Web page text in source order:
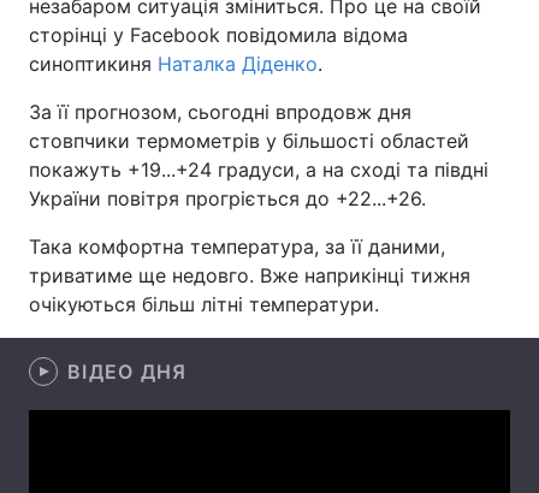
Україна Політика
Спорт Наука
Техно і зв'язок Лайт
Зброя Інциденти
Здоров'я Туризм
незабаром ситуація зміниться. Про це на своїй
сторінці у Facebook повідомила відома
синоптикиня Наталка Діденко.
За її прогнозом, сьогодні впродовж дня
стовпчики термометрів у більшості областей
покажуть +19...+24 градуси, а на сході та півдні
України повітря прогріється до +22...+26.
Така комфортна температура, за її даними,
триватиме ще недовго. Вже наприкінці тижня
очікуються більш літні температури.
ВІДЕО ДНЯ